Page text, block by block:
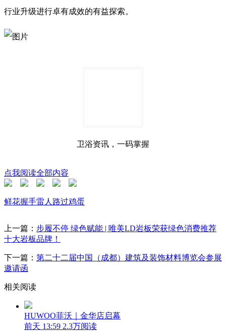
行业升级进行卓有成效的有益探索。
卫浴资讯，一码掌握
点我阅读全部内容
鲜花握手雷人 路过鸡蛋
上一篇： 步履不停 绿色赋能 | 唯美LD岩板荣获绿色消费推荐
十大岩板品牌！
下一篇： 第二十二届中国（成都）建筑及装饰材料博览会参展
邀请函
相关阅读
HUWOO菲沃｜金华店启幕
前天 13:59 2.3万阅读